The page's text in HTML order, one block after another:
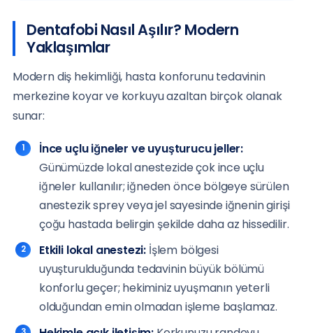
Dentafobi Nasıl Aşılır? Modern
Yaklaşımlar
Modern diş hekimliği, hasta konforunu tedavinin
merkezine koyar ve korkuyu azaltan birçok olanak
sunar:
İnce uçlu iğneler ve uyuşturucu jeller:
Günümüzde lokal anestezide çok ince uçlu
iğneler kullanılır; iğneden önce bölgeye sürülen
anestezik sprey veya jel sayesinde iğnenin girişi
çoğu hastada belirgin şekilde daha az hissedilir.
Etkili lokal anestezi: İşlem bölgesi
uyuşturulduğunda tedavinin büyük bölümü
konforlu geçer; hekiminiz uyuşmanın yeterli
olduğundan emin olmadan işleme başlamaz.